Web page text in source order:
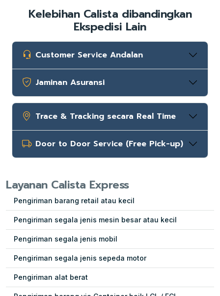
Kelebihan Calista dibandingkan
Ekspedisi Lain
Customer Service Andalan
Jaminan Asuransi
Trace & Tracking secara Real Time
Door to Door Service (Free Pick-up)
Layanan Calista Express
Pengiriman barang retail atau kecil
Pengiriman segala jenis mesin besar atau kecil
Pengiriman segala jenis mobil
Pengiriman segala jenis sepeda motor
Pengiriman alat berat